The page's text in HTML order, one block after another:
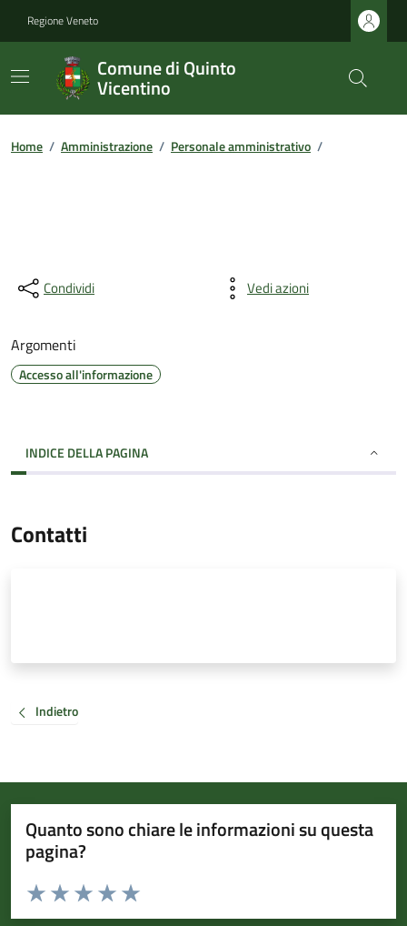
Regione Veneto
Comune di Quinto
Vicentino
Home / Amministrazione / Personale amministrativo /
Condividi Vedi azioni
Argomenti
Accesso all'informazione
INDICE DELLA PAGINA
Contatti
Indietro
Quanto sono chiare le informazioni su questa
pagina?
Valuta da 1 a 5 stelle la pagina
Valuta 5 stelle su 5
Valuta 4 stelle su 5
Valuta 3 stelle su 5
Valuta 2 stelle su 5
Valuta 1 stelle su 5